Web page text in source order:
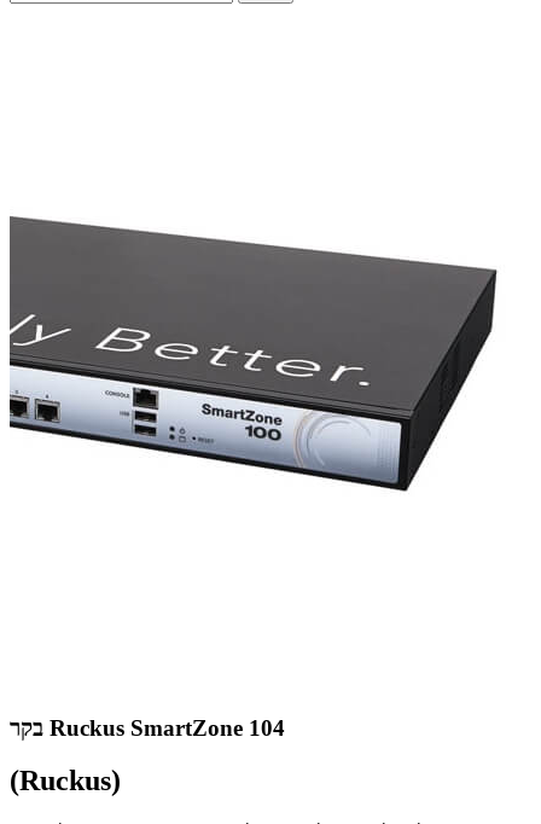
בקר Ruckus SmartZone 104
(Ruckus)